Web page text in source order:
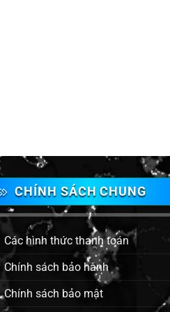
CHÍNH SÁCH CHUNG
Các hình thức thanh toán
Chính sách bảo hành
Chính sách bảo mật